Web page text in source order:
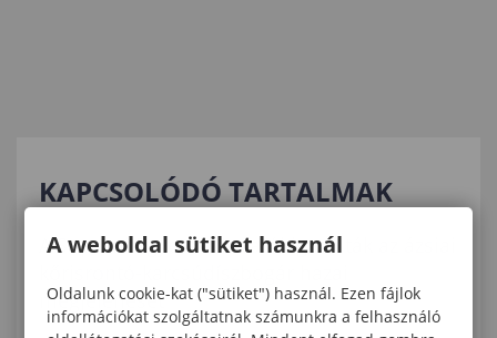
KAPCSOLÓDÓ TARTALMAK
A Soproni Egyetem kutatói igazolták az ázsiai
megjelenését
A weboldal sütiket használ
Oldalunk cookie-kat ("sütiket") használ. Ezen fájlok
információkat szolgáltatnak számunkra a felhasználó